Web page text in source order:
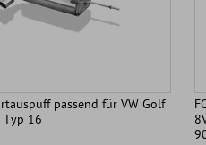
passend für VW Golf
16